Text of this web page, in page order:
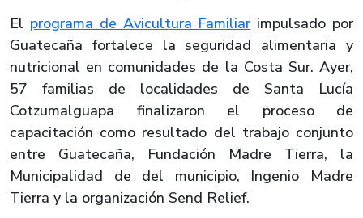
El programa de Avicultura Familiarimpulsado por
Guatecaña fortalece la seguridad alimentaria y
nutricional en comunidades de la Costa Sur. Ayer,
57 familias de localidades de Santa Lucía
Cotzumalguapa finalizaron el proceso de
capacitación como resultado del trabajo conjunto
entre Guatecaña, Fundación Madre Tierra, la
Municipalidad de del municipio, Ingenio Madre
Tierra y la organización Send Relief.